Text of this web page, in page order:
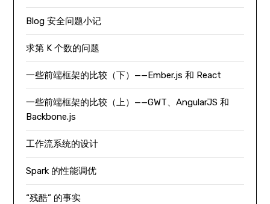
Blog 安全问题小记
求第 K 个数的问题
一些前端框架的比较（下）——Ember.js 和 React
一些前端框架的比较（上）——GWT、AngularJS 和
Backbone.js
工作流系统的设计
Spark 的性能调优
“残酷” 的事实